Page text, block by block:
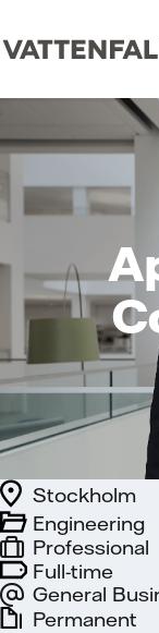
Full-time
General
Engineering
Stockholm
Professional
Permanent